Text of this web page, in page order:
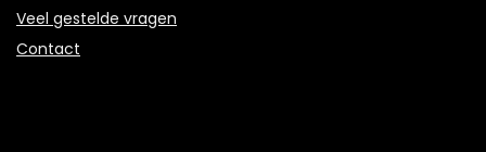
Veel gestelde vragen
Contact